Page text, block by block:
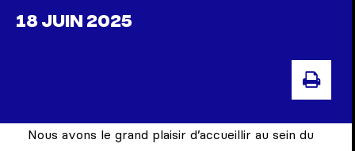
18 JUIN 2025
Nous avons le grand plaisir d’accueillir au sein du